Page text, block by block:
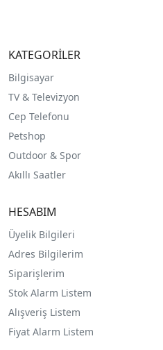
KATEGORİLER
Bilgisayar
TV & Televizyon
Cep Telefonu
Petshop
Outdoor & Spor
Akıllı Saatler
HESABIM
Üyelik Bilgileri
Adres Bilgilerim
Siparişlerim
Stok Alarm Listem
Alışveriş Listem
Fiyat Alarm Listem